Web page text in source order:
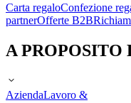
Carta regaloConfezione
partnerOfferte B2B
A PROPOSITO
AziendaLavoro &